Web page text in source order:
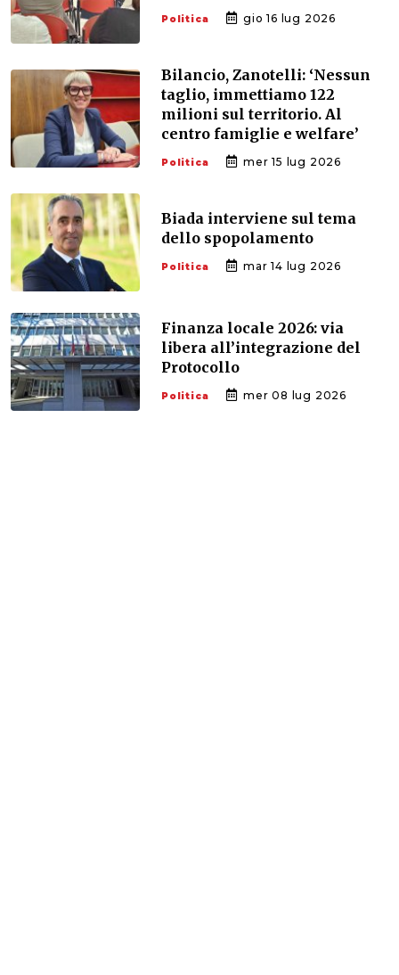
Politica gio 16 lug 2026
Bilancio, Zanotelli: ‘Nessun
taglio, immettiamo 122
milioni sul territorio. Al
centro famiglie e welfare’
Politica mer 15 lug 2026
Biada interviene sul tema
dello spopolamento
Politica mar 14 lug 2026
Finanza locale 2026: via
libera all’integrazione del
Protocollo
Politica mer 08 lug 2026